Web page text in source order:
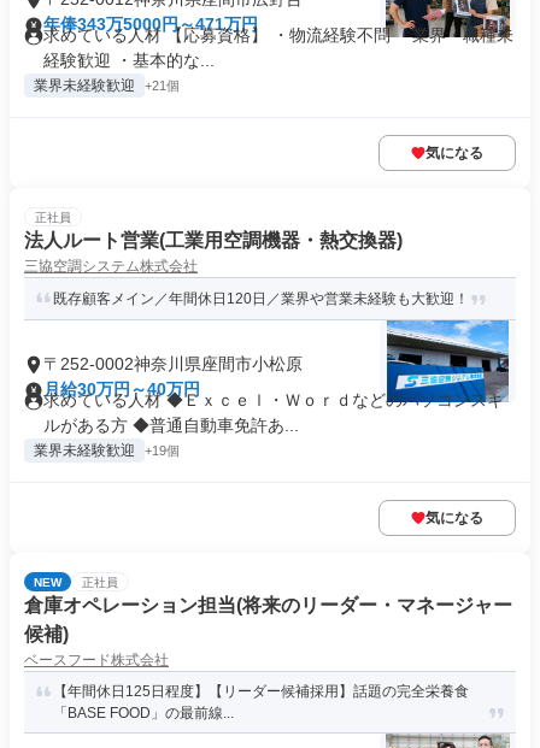
年俸343万5000円～471万円
求めている人材 【応募資格】 ・物流経験不問 ・業界・職種未
経験歓迎 ・基本的な...
業界未経験歓迎 +21個
気になる
正社員
法人ルート営業(工業用空調機器・熱交換器)
三協空調システム株式会社
既存顧客メイン／年間休日120日／業界や営業未経験も大歓迎！
〒252-0002神奈川県座間市小松原
月給30万円～40万円
求めている人材 ◆Ｅｘｃｅｌ・Ｗｏｒｄなどのパソコンスキ
ルがある方 ◆普通自動車免許あ...
業界未経験歓迎 +19個
気になる
NEW 正社員
倉庫オペレーション担当(将来のリーダー・マネージャー
候補)
ベースフード株式会社
【年間休日125日程度】【リーダー候補採用】話題の完全栄養食
「BASE FOOD」の最前線...